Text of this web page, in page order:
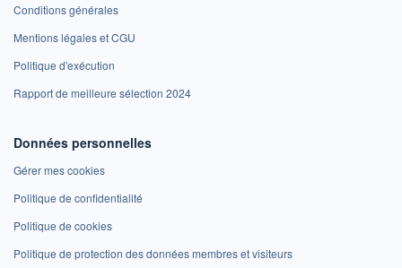
Conditions générales
Mentions légales et CGU
Politique d'exécution
Rapport de meilleure sélection 2024
Données personnelles
Gérer mes cookies
Politique de confidentialité
Politique de cookies
Politique de protection des données membres et visiteurs